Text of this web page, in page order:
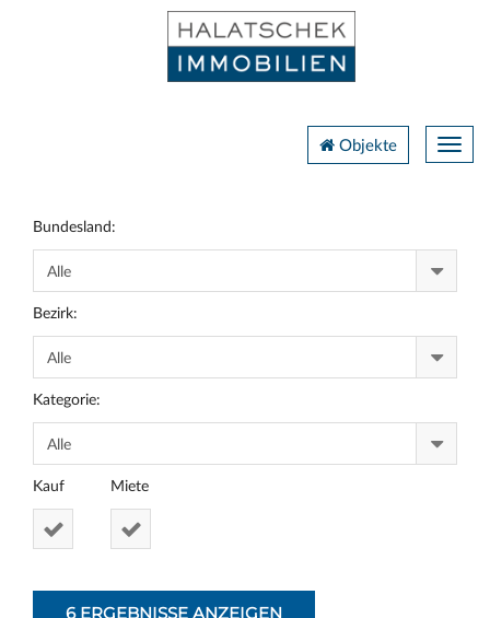
Objekte
Bundesland:
Bezirk:
Kategorie:
Kauf Miete